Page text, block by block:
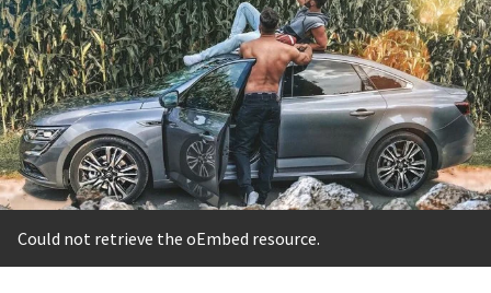
Fehlermeldung
Could not retrieve the oEmbed resource.